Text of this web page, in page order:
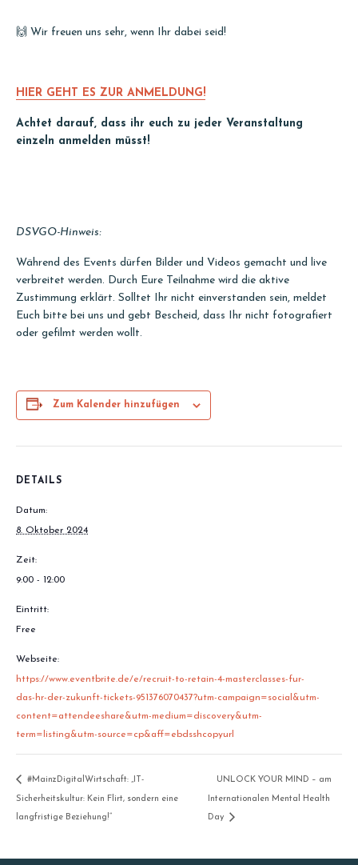
🙌 Wir freuen uns sehr, wenn Ihr dabei seid!
HIER GEHT ES ZUR ANMELDUNG!
Achtet darauf, dass ihr euch zu jeder Veranstaltung
einzeln anmelden müsst!
DSVGO-Hinweis:
Während des Events dürfen Bilder und Videos gemacht und live
verbreitet werden. Durch Eure Teilnahme wird die aktive
Zustimmung erklärt. Solltet Ihr nicht einverstanden sein, meldet
Euch bitte bei uns und gebt Bescheid, dass Ihr nicht fotografiert
oder gefilmt werden wollt.
Zum Kalender hinzufügen
DETAILS
Datum:
8. Oktober 2024
Zeit:
9:00 - 12:00
Eintritt:
Free
Webseite:
https://www.eventbrite.de/e/recruit-to-retain-4-masterclasses-fur-
das-hr-der-zukunft-tickets-951376070437?utm-campaign=social&utm-
content=attendeeshare&utm-medium=discovery&utm-
term=listing&utm-source=cp&aff=ebdsshcopyurl
#MainzDigitalWirtschaft: „IT-
Sicherheitskultur: Kein Flirt, sondern eine
langfristige Beziehung!“
UNLOCK YOUR MIND – am
Internationalen Mental Health
Day